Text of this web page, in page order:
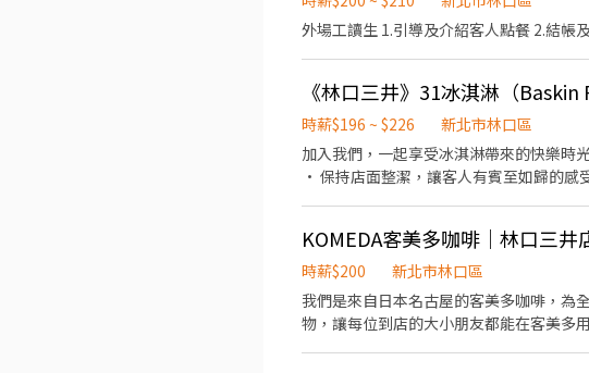
外場工讀生 1.引導及介紹客人點餐 2.結帳
《林口三井》31冰淇淋（
時薪$196 ~ $226
新北市林口區
加入我們，一起享受冰淇淋帶來的快樂時光！ • 協助櫃台點餐與收銀，歡迎笑容滿滿的你 • 製作冰淇淋商品.學習簡單操
• 保持店面整潔，讓客人有賓至如歸的感受 • 早晚班彈性排班
班 【保險制度】 勞保、健保、職災保險、退休金提撥6% 【休假制度】 特休假、育嬰假、陪產假、家庭照顧假、生理假等 【各
KOMEDA客美多咖啡｜林口三
時薪$200
新北市林口區
我們是來自日本名古屋的客美多咖啡，為
物，讓每位到店的大小朋友都能在客美多